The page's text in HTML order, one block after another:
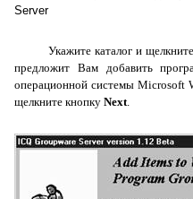
Server
Укажите каталог и
предложит Вам добавить
операционной системыMicrosoft
щелкните кнопку Next.